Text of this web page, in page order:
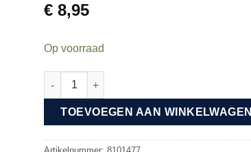
€ 8,95
Op voorraad
Happy Cap Heavenly-E aantal
TOEVOEGEN AAN WINKELWAGEN